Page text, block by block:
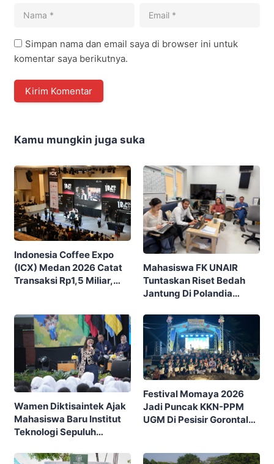
Simpan nama dan email saya di browser ini untuk
komentar saya berikutnya.
Kamu mungkin juga suka
Indonesia Coffee Expo
(ICX) Medan 2026 Catat
Transaksi Rp1,5 Miliar,
Mahasiswa FK UNAIR
Tuntaskan Riset Bedah
Jantung Di Polandia
SCORE
Wamen Diktisaintek Ajak
Mahasiswa Baru Institut
Teknologi Sepuluh
Kritis Hadapi Euforia AI
Festival Momaya 2026
Jadi Puncak KKN-PPM
UGM Di Pesisir Gorontalo,